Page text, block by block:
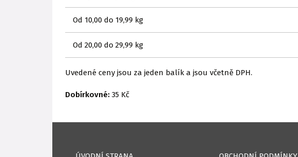
Od 10,00 do 19,99 kg
Od 20,00 do 29,99 kg
Uvedené ceny jsou za jeden balík a jsou včetně DPH.
Dobírkovné: 35 Kč